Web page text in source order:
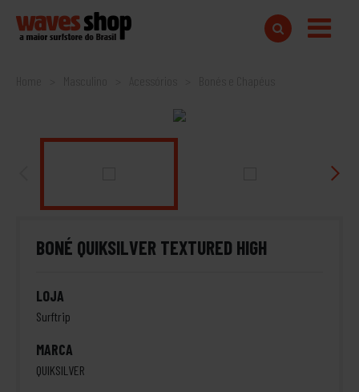
Home
BONÉ QUIKSILVER TEXTURED HIGH
LOJA
Surftrip
MARCA
QUIKSILVER